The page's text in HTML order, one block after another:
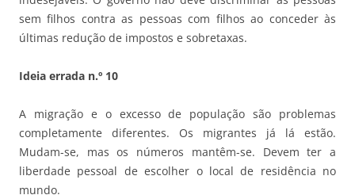
sem filhos contra as pessoas com filhos ao conceder às
últimas redução de impostos e sobretaxas.
Ideia errada n.º 10
A migração e o excesso de população são problemas
completamente diferentes. Os migrantes já lá estão.
Mudam-se, mas os números mantêm-se. Devem ter a
liberdade pessoal de escolher o local de residência no
mundo.